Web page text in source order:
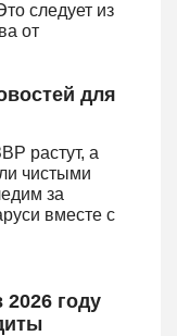
следует из
от
для
растут, а
чистыми
за
вместе с
году